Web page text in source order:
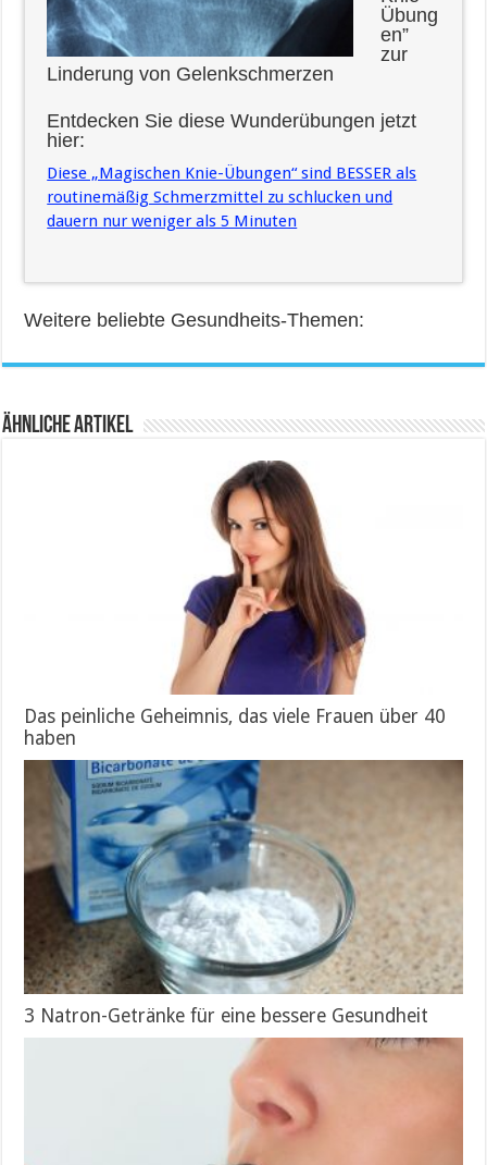
Übung
en”
zur
Linderung von Gelenkschmerzen
Entdecken Sie diese Wunderübungen jetzt
hier:
Diese „Magischen Knie-Übungen“ sind BESSER als
routinemäßig Schmerzmittel zu schlucken und
dauern nur weniger als 5 Minuten
Weitere beliebte Gesundheits-Themen:
Ähnliche Artikel
Das peinliche Geheimnis, das viele Frauen über 40
haben
3 Natron-Getränke für eine bessere Gesundheit